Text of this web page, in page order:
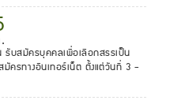
รับสมัครบุคคลเพื่อเลือกสรรเป็น
ครทางอินเทอร์เน็ต ตั้งแต่วันที่ 3 -